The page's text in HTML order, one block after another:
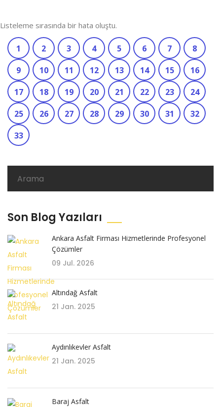
Listeleme sırasında bir hata oluştu.
1 2 3 4 5 6 7
8
9
10 11 12 13 14 15
16
17
18 19 20 21 22 23
24
25
26 27 28 29 30 31
32
33
Son Blog Yazıları
Ankara Asfalt Firması Hizmetlerinde Profesyonel
Çözümler
09 Jul. 2026
Altındağ Asfalt
21 Jan. 2025
Aydınlıkevler Asfalt
21 Jan. 2025
Baraj Asfalt